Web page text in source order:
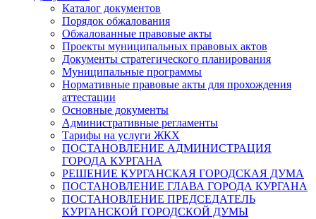
Каталог документов
Порядок обжалования
Обжалованные правовые акты
Проекты муниципальных правовых актов
Документы стратегического планирования
Муниципальные программы
Нормативные правовые акты для прохождения
аттестации
Основные документы
Административные регламенты
Тарифы на услуги ЖКХ
ПОСТАНОВЛЕНИЕ АДМИНИСТРАЦИЯ
ГОРОДА КУРГАНА
РЕШЕНИЕ КУРГАНСКАЯ ГОРОДСКАЯ ДУМА
ПОСТАНОВЛЕНИЕ ГЛАВА ГОРОДА КУРГАНА
ПОСТАНОВЛЕНИЕ ПРЕДСЕДАТЕЛЬ
КУРГАНСКОЙ ГОРОДСКОЙ ДУМЫ